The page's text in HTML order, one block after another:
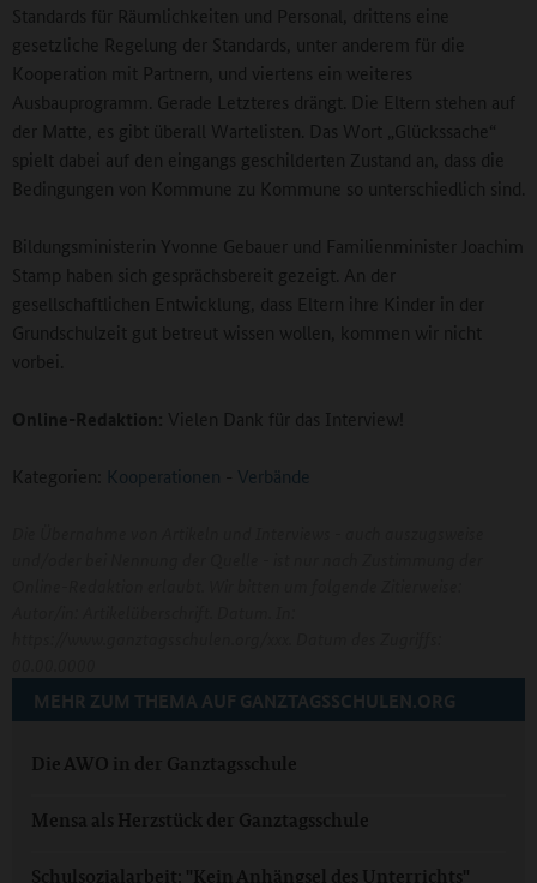
Standards für Räumlichkeiten und Personal, drittens eine
gesetzliche Regelung der Standards, unter anderem für die
Kooperation mit Partnern, und viertens ein weiteres
Ausbauprogramm. Gerade Letzteres drängt. Die Eltern stehen auf
der Matte, es gibt überall Wartelisten. Das Wort „Glückssache“
spielt dabei auf den eingangs geschilderten Zustand an, dass die
Bedingungen von Kommune zu Kommune so unterschiedlich sind.
Bildungsministerin Yvonne Gebauer und Familienminister Joachim
Stamp haben sich gesprächsbereit gezeigt. An der
gesellschaftlichen Entwicklung, dass Eltern ihre Kinder in der
Grundschulzeit gut betreut wissen wollen, kommen wir nicht
vorbei.
Online-Redaktion: Vielen Dank für das Interview!
Kategorien: Kooperationen - Verbände
MEHR ZUM THEMA AUF GANZTAGSSCHULEN.ORG
Die AWO in der Ganztagsschule
Mensa als Herzstück der Ganztagsschule
Schulsozialarbeit: "Kein Anhängsel des Unterrichts"